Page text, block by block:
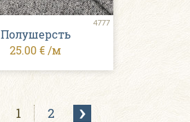
4777
Полушерсть
25.00 € /м
1 2